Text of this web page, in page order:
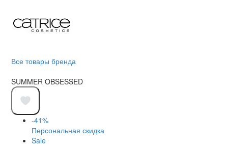
Все товары бренда
SUMMER OBSESSED
-41%
Персональная скидка
Sale